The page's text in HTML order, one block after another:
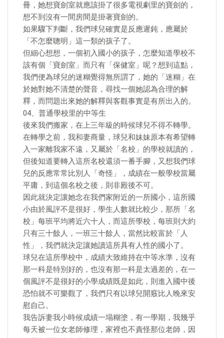
冊，她想寶劍室就應該掛了很多電視劇里的寶劍的，
想不到沒有一間房間是掛著寶劍的。
如果驟下判斷，我們球兒確實是反應遲鈍，應屬於
「不怎麼聰明」這一類的孩子了。
但細心想想，一個初入國小的孩子，怎麼知道學校不
該有個「寶劍室」而只有「保健室」呢？想到這點，
我們便為球兒的迷糊覺得無所謂了，她的「迷糊」在
於她對她不清楚的聲音，尋找一個她認為合理的解
釋，而問題出來她的解釋與客觀事實是有所出入的。
04、普通學校里的中等生
後來我們搬家，在上三年級的時候球兒不得不轉學。
在轉學之前，我和妻商量，球兒和妹妹原本有希望轉
入一家離我家不遠，又屬於「名校」的學校就讀的，
但後知道要轉入這所名校還須一番手腳，又想我們球
兒的反應常常比別人「奇怪」，成績在一般學校當屬
平庸，到這個名校之後，則非殿後不可。
因此就決定讓她念在我們家附近的一所國小，這所國
小由於風評不是很好，學生人數就比較少，那所「名
校」每班平均將近六十人，而這所學校，每班則大約
只有三十餘人，一班三十餘人，當然比較富於「人
性」，我們就決定讓她讀這所具有人性的國小了。
球兒在這所學校中，成績大致維持在中等水準，沒有
那一科是特別好的，也沒有那一科是太過差的，在一
個風評不是很好的小學成績既是如此，則進入國中後
恐怕就不可樂觀了，我們只有以球兒開竅比人晚來安
慰自己。
我告訴妻我小時候成績一塌糊塗，有一學期，我幾乎
每天被一位女老師修理，家裡也不責怪那位老師，因